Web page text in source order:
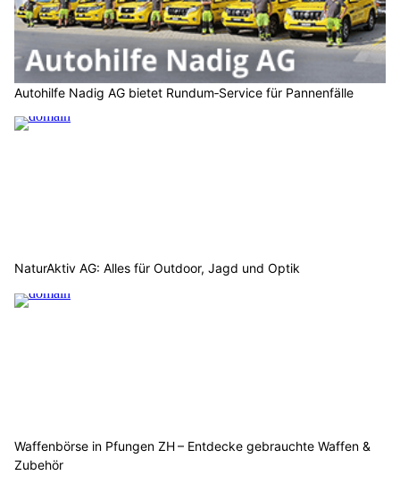
Autohilfe Nadig AG bietet Rundum‑Service für Pannenfälle
NaturAktiv AG: Alles für Outdoor, Jagd und Optik
Waffenbörse in Pfungen ZH – Entdecke gebrauchte Waffen &
Zubehör